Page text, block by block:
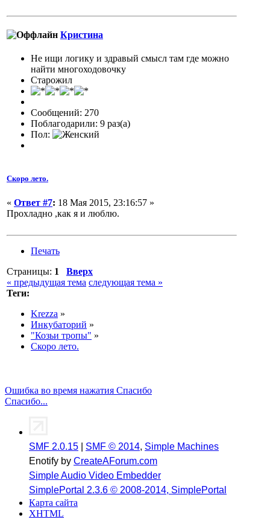
Кристина
Не ищи логику и здравый смысл там где можно
найти многоходовочку
Старожил
Сообщений: 270
Поблагодарили: 9 раз(а)
Пол:
Скоро лето.
« Ответ #7: 18 Мая 2015, 23:16:57 »
Прохладно ,как я и люблю.
Печать
Страницы: 1
Вверх
« предыдущая тема следующая тема »
Теги:
Krezza »
Инкубаторий »
"Козьи тропы" »
Скоро лето.
Ошибка во время нажатия Спасибо
Спасибо...
SMF 2.0.15 SMF © 2014, Simple Machines
Enotify by CreateAForum.com
Simple Audio Video Embedder
SimplePortal 2.3.6 © 2008-2014, SimplePortal
Карта сайта
XHTML